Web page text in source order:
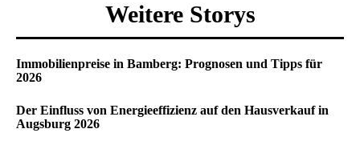
Weitere Storys
Immobilienpreise in Bamberg: Prognosen und Tipps für
2026
Der Einfluss von Energieeffizienz auf den Hausverkauf in
Augsburg 2026